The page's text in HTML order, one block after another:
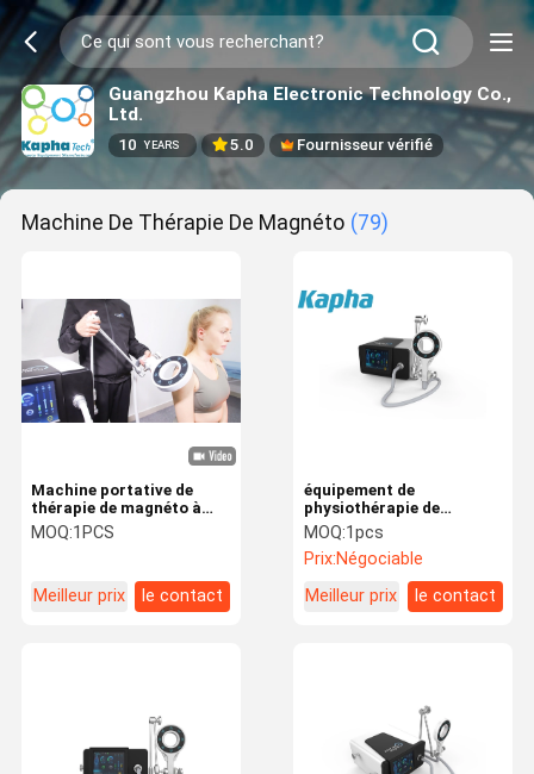
Guangzhou Kapha Electronic Technology Co.,
Ltd.
10 YEARS 5.0 Fournisseur vérifié
Machine De Thérapie De Magnéto (79)
Machine portative de
thérapie de magnéto à
clinique pour le sport
Injuiry Fasciitis plantaire
MOQ:1PCS
Meilleur prix le contact
équipement de
physiothérapie de
soulagement de la
douleur de machine de
240V Magnotherapy
MOQ:1pcs
Prix:Négociable
Meilleur prix
le contact